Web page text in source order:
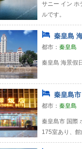
サニー イン ホ
ルです。
秦皇島
都市： 秦皇島
秦皇島 海景假
秦皇島
都市： 秦皇島
秦皇島市 国際
175室あり、